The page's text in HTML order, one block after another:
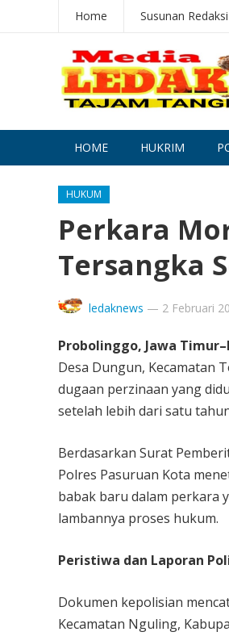
Home Susunan Redaksi
HOME HUKRIM
HUKUM
Perkara
Tersangka
ledaknews — 2 Februari
Probolinggo, Jawa
Desa Dungun, Kecamatan
dugaan perzinaan yang
setelah lebih dari satu
Berdasarkan Surat
Polres Pasuruan Kota
babak baru dalam perkara
lambannya proses hukum.
Peristiwa dan Laporan
Dokumen kepolisian
Kecamatan Nguling,